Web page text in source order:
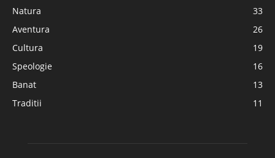
Natura
33
Aventura
26
Cultura
19
Speologie
16
Banat
13
Traditii
11